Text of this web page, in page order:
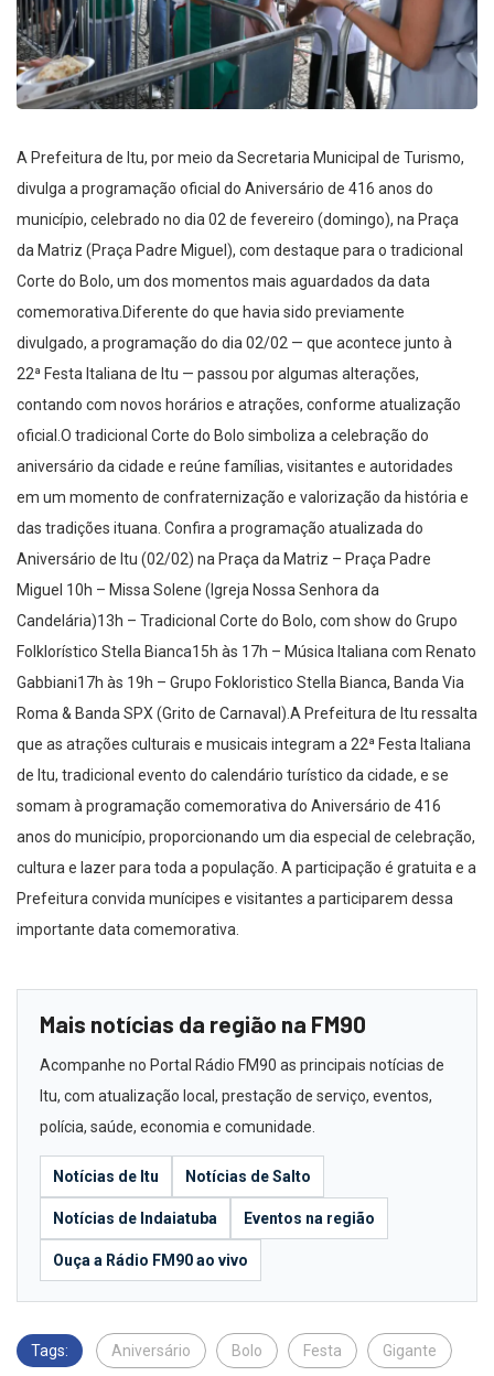
A Prefeitura de Itu, por meio da Secretaria Municipal de Turismo,
divulga a programação oficial do Aniversário de 416 anos do
município, celebrado no dia 02 de fevereiro (domingo), na Praça
da Matriz (Praça Padre Miguel), com destaque para o tradicional
Corte do Bolo, um dos momentos mais aguardados da data
comemorativa.Diferente do que havia sido previamente
divulgado, a programação do dia 02/02 — que acontece junto à
22ª Festa Italiana de Itu — passou por algumas alterações,
contando com novos horários e atrações, conforme atualização
oficial.O tradicional Corte do Bolo simboliza a celebração do
aniversário da cidade e reúne famílias, visitantes e autoridades
em um momento de confraternização e valorização da história e
das tradições ituana. Confira a programação atualizada do
Aniversário de Itu (02/02) na Praça da Matriz – Praça Padre
Miguel 10h – Missa Solene (Igreja Nossa Senhora da
Candelária)13h – Tradicional Corte do Bolo, com show do Grupo
Folklorístico Stella Bianca15h às 17h – Música Italiana com Renato
Gabbiani17h às 19h – Grupo Fokloristico Stella Bianca, Banda Via
Roma & Banda SPX (Grito de Carnaval).A Prefeitura de Itu ressalta
que as atrações culturais e musicais integram a 22ª Festa Italiana
de Itu, tradicional evento do calendário turístico da cidade, e se
somam à programação comemorativa do Aniversário de 416
anos do município, proporcionando um dia especial de celebração,
cultura e lazer para toda a população. A participação é gratuita e a
Prefeitura convida munícipes e visitantes a participarem dessa
importante data comemorativa.
Mais notícias da região na FM90
Acompanhe no Portal Rádio FM90 as principais notícias de
Itu, com atualização local, prestação de serviço, eventos,
polícia, saúde, economia e comunidade.
Notícias de Itu Notícias de Salto
Notícias de Indaiatuba Eventos na região
Ouça a Rádio FM90 ao vivo
Tags: Aniversário Bolo Festa Gigante